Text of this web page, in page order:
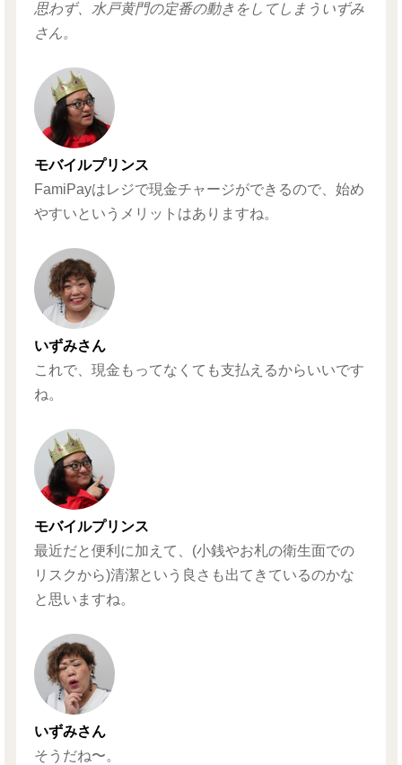
思わず、水戸黄門の定番の動きをしてしまういずみ
さん。
モバイルプリンス
FamiPayはレジで現金チャージができるので、始め
やすいというメリットはありますね。
いずみさん
これで、現金もってなくても支払えるからいいです
ね。
モバイルプリンス
最近だと便利に加えて、(小銭やお札の衛生面での
リスクから)清潔という良さも出てきているのかな
と思いますね。
いずみさん
そうだね〜。